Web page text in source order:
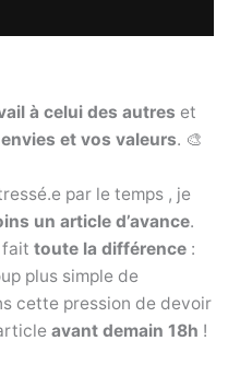
à celui des autres et
et vos valeurs. 🎨
par le temps , je
un article d’avance.
fait toute la différence:
plus simple de
cette pression de devoir
avant demain 18h !